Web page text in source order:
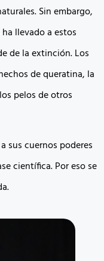
Sin embargo,
llevado a estos
de la extinción. Los
de queratina, la
pelos de otros
sus cuernos poderes
científica. Por eso se